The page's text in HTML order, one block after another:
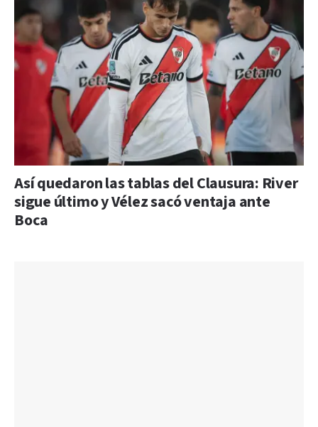
Así quedaron las tablas del Clausura: River
sigue último y Vélez sacó ventaja ante
Boca